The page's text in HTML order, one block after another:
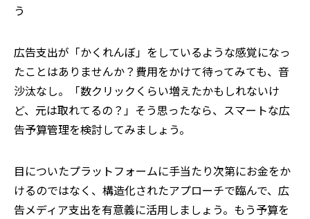
う
広告支出が「かくれんぼ」をしているような感覚になっ
たことはありませんか？費用をかけて待ってみても、音
沙汰なし。「数クリックくらい増えたかもしれないけ
ど、元は取れてるの？」そう思ったなら、スマートな広
告予算管理を検討してみましょう。
目についたプラットフォームに手当たり次第にお金をか
けるのではなく、構造化されたアプローチで臨んで、広
告メディア支出を有意義に活用しましょう。もう予算を